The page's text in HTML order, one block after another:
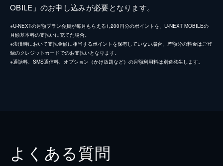
OBILE」のお申し込みが必要となります。
※U-NEXTの月額プラン会員が毎月もらえる1,200円分のポイントを、U-NEXT MOBILEの
月額基本料の支払いに充てた場合。
※決済時において支払金額に相当するポイントを保有していない場合、差額分の料金はご登
録のクレジットカードでのお支払いとなります。
※通話料、SMS通信料、オプション（かけ放題など）の月額利用料は別途発生します。
よくある質問